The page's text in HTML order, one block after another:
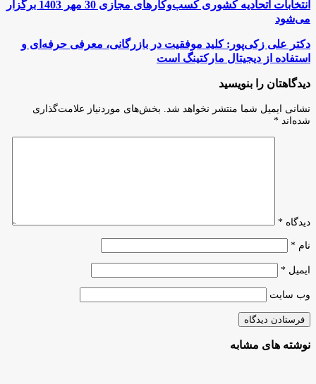
انتخابات
اتحادیه
کشوری
کسب‌وکارهای
مجازی
30
1403
می‌شود
انتخابات اتحادیه کشوری کسب‌وکارهای مجازی 30 مهر 1403 برگزار
می‌شود
دکتر
علی
زکی‌پور:
کلید
موفقیت
بازرگانی،
معرفی
دکتر علی زکی‌پور: کلید موفقیت در بازرگانی، معرفی حرفه‌ای و
استفاده از دیجیتال مارکتینگ است
دیدگاهتان را بنویسید
نشانی ایمیل شما منتشر نخواهد شد.
بخش‌های موردنیاز علامت‌گذاری
شده‌اند *
دیدگاه *
نام *
ایمیل *
وب‌ سایت
نوشته های مشابه